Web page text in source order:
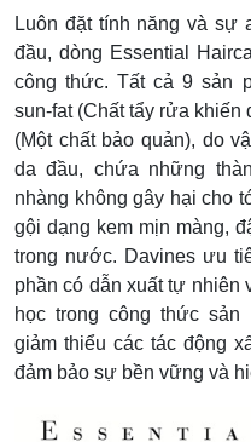
Luôn đặt tính năng và sự
đầu, dòng Essential
công thức. Tất cả 9 sản
sun-fat (Chất tẩy rửa khiến
(Một chất bảo quản), do
da đầu, chứa những
nhàng không gây hại cho
gội dạng kem mịn màng,
trong nước. Davines ưu
phần có dẫn xuất tự nhiên
học trong công thức sản
giảm thiểu các tác động
đảm bảo sự bền vững và